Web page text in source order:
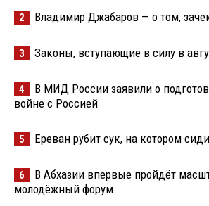
2 Владимир Джабаров — о том,
3 Законы, вступающие в силу в
4
В МИД России заявили о
войне с Россией
5 Ереван рубит сук, на котором
6
В Абхазии впервые пройдёт
молодёжный форум